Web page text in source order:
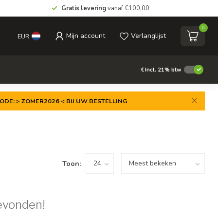
Gratis leveringvanaf €100,00
EUR Mijn account Verlanglijst
0
€Incl. 21% btw
> ZOMER2026 < BIJ UW BESTELLING
Toon: